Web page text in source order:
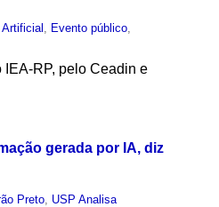
Evento público
IEA-RP, pelo Ceadin e
gerada por IA, diz
Preto USP Analisa